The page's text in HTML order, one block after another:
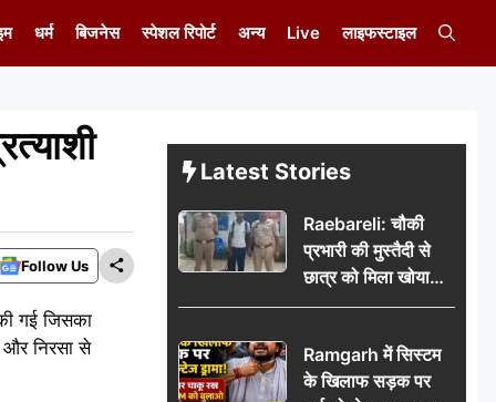
धर्म बिजनेस स्पेशल रिपोर्ट अन्य Live लाइफस्टाइल
Follow Us
गई जिसका
और निरसा से
Latest Stories
Raebareli: चौकी
प्रभारी की मुस्तैदी से
छात्र को मिला खोया
बैग, जरूरी दस्तावेज
पुलिस टीम का जताया
आभार
Ramgarh में सिस्टम
के खिलाफ सड़क पर